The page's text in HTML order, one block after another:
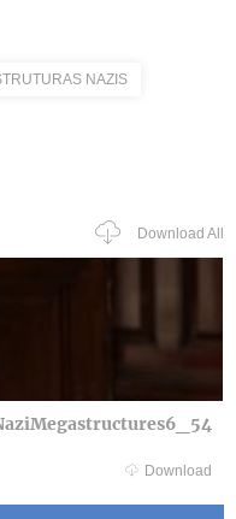
NAZIS
Download All
Download